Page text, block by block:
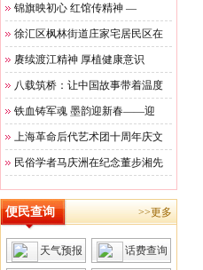
锦旗映初心 红馆传精神 —
徐汇区枫林街道庄家宅居民区在
赓续渡江精神 厚植健康意识
八载筑桥：让中国故事带着温度
铁血铸军魂 墨韵迎新春——迎
上海革命后代艺术团十周年庆文
民俗学者马庆洲在纪念董步湘先
便民查询 >>更多
天气预报 话费查询